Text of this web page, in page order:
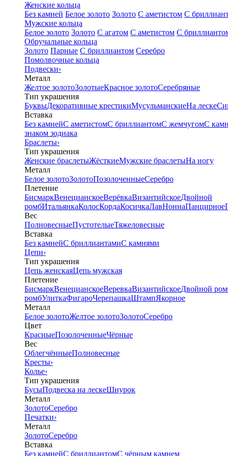
Женские кольца
Без камней Белое золото Золото С аметистом С
Мужские кольца
Белое золото Золото С агатом С аметистом С
Обручальные кольца
Золото Парные С бриллиантом Серебро
Помолвочные кольца
Подвески›
Металл
Желтое золотоЗолотыеКрасное золотоСеребряные
Тип украшения
БуквыДекоративные крестикиМусульманскиеНа леске
Вставка
Без камнейС аметистомС бриллиантомС жемчугомС
знаком зодиака
Браслеты›
Тип украшения
Женские браслетыЖёсткиеМужские браслетыНа ногу
Металл
Белое золотоЗолотоПозолоченныеСеребро
Плетение
БисмаркВенецианскоеВерёвкаВизантийскоеДвойной
ромбИтальянкаКолосКордаКосичкаЛавНоннаПанцирное
Вес
ПолновесныеПустотелыеТяжеловесные
Вставка
Без камнейС бриллиантамиС камнями
Цепи›
Тип украшения
Цепь женскаяЦепь мужская
Плетение
БисмаркВенецианскоеВеревкаВизантийскоеДвойной
ромбУлиткаФигароЧерепашкаШтампЯкорное
Металл
Белое золотоЖелтое золотоЗолотоСеребро
Цвет
КрасныеПозолоченныеЧёрные
Вес
ОблегчённыеПолновесные
Кресты›
Колье›
Тип украшения
БусыПодвеска на лескеШнурок
Металл
ЗолотоСеребро
Печатки›
Металл
ЗолотоСеребро
Вставка
Без камнейС бриллиантомС чёрным камнем